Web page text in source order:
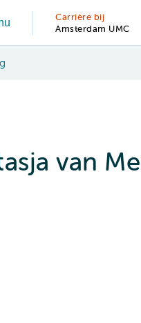
Carrière bij
Amsterdam UMC
van